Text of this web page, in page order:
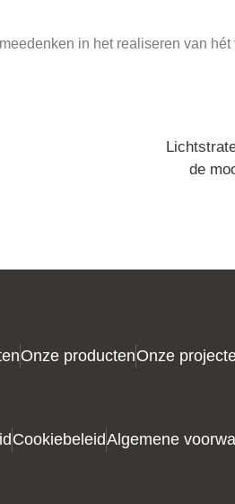
in het realiseren van hét
de
Onze productenOnze
CookiebeleidAlgemene